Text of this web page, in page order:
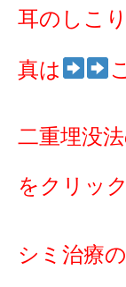
耳のしこ
真は
二重埋没
をクリック
シミ治療